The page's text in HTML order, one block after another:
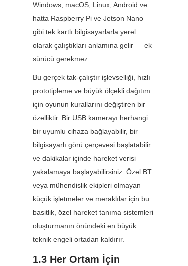
Windows, macOS, Linux, Android ve
hatta Raspberry Pi ve Jetson Nano
gibi tek kartlı bilgisayarlarla yerel
olarak çalıştıkları anlamına gelir — ek
sürücü gerekmez.
Bu gerçek tak-çalıştır işlevselliği, hızlı
prototipleme ve büyük ölçekli dağıtım
için oyunun kurallarını değiştiren bir
özelliktir. Bir USB kamerayı herhangi
bir uyumlu cihaza bağlayabilir, bir
bilgisayarlı görü çerçevesi başlatabilir
ve dakikalar içinde hareket verisi
yakalamaya başlayabilirsiniz. Özel BT
veya mühendislik ekipleri olmayan
küçük işletmeler ve meraklılar için bu
basitlik, özel hareket tanıma sistemleri
oluşturmanın önündeki en büyük
teknik engeli ortadan kaldırır.
1.3 Her Ortam İçin